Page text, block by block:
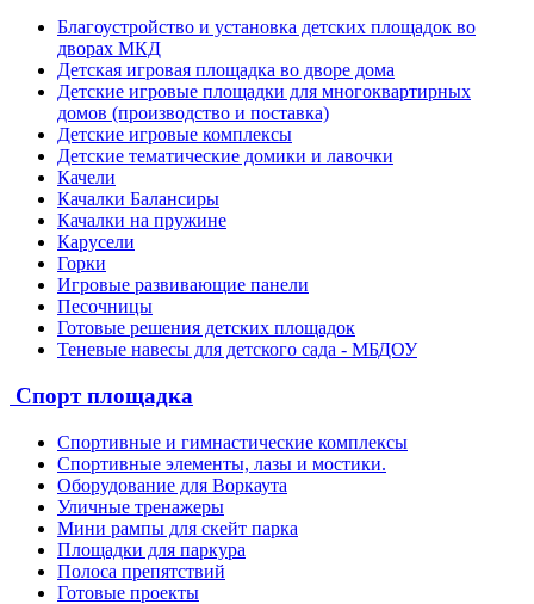
Благоустройство и установка детских площадок во
дворах МКД
Детская игровая площадка во дворе дома
Детские игровые площадки для многоквартирных
домов (производство и поставка)
Детские игровые комплексы
Детские тематические домики и лавочки
Качели
Качалки Балансиры
Качалки на пружине
Карусели
Горки
Игровые развивающие панели
Песочницы
Готовые решения детских площадок
Теневые навесы для детского сада - МБДОУ
Спорт площадка
Спортивные и гимнастические комплексы
Спортивные элементы, лазы и мостики.
Оборудование для Воркаута
Уличные тренажеры
Мини рампы для скейт парка
Площадки для паркура
Полоса препятствий
Готовые проекты